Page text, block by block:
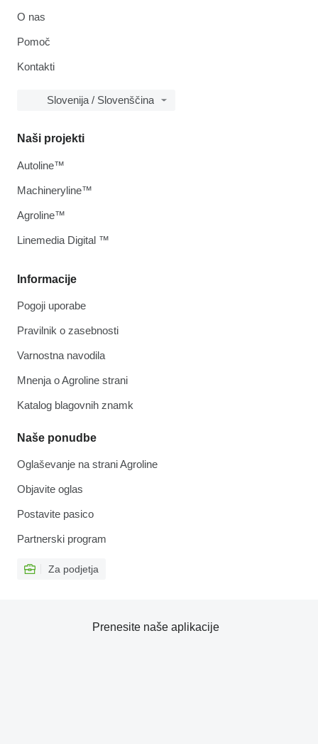
O nas
Pomoč
Kontakti
Slovenija / Slovenščina
Informacije
Pogoji uporabe
Pravilnik o zasebnosti
Varnostna navodila
Mnenja o Agroline strani
Katalog blagovnih znamk
Naše ponudbe
Oglaševanje na strani Agroline
Objavite oglas
Postavite pasico
Partnerski program
Za podjetja
Naši projekti
Autoline™
Machineryline™
Agroline™
Linemedia Digital ™
Prenesite naše aplikacije